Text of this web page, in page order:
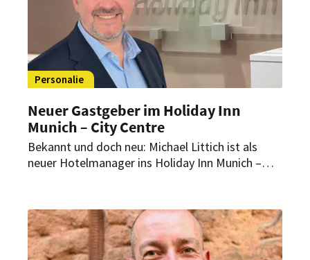
Personalie
Neuer Gastgeber im Holiday Inn
Munich – City Centre
Bekannt und doch neu: Michael Littich ist als
neuer Hotelmanager ins Holiday Inn Munich –
kennt – und dass er dennoch mit frischem Blick
betrachtet.